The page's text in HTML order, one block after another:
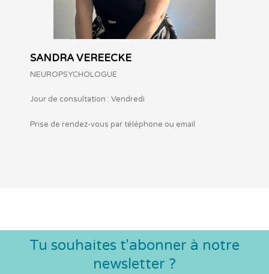
SANDRA VEREECKE
NEUROPSYCHOLOGUE
Jour de consultation : Vendredi
Prise de rendez-vous par téléphone ou email
Tu souhaites t'abonner à notre
newsletter ?